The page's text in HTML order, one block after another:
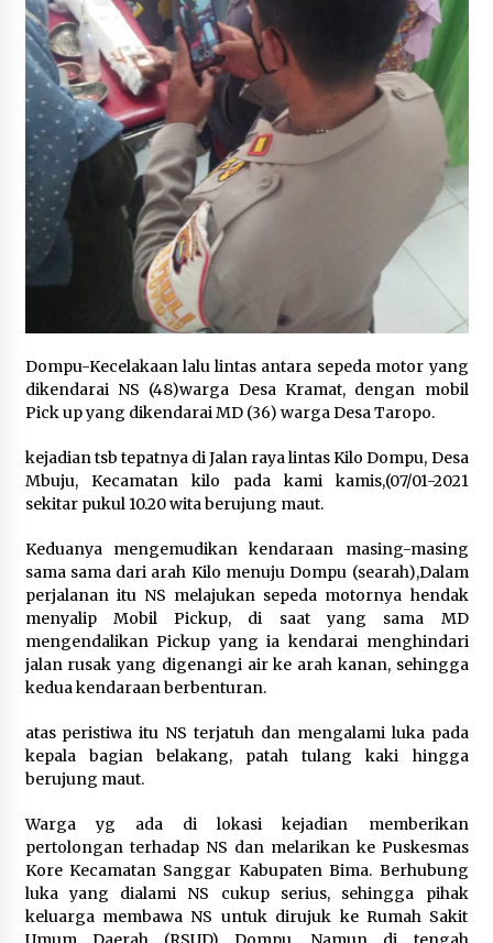
Dompu-Kecelakaan lalu lintas antara sepeda motor yang
dikendarai NS (48)warga Desa Kramat, dengan mobil
Pick up yang dikendarai MD (36) warga Desa Taropo.
kejadian tsb tepatnya di Jalan raya lintas Kilo Dompu, Desa
Mbuju, Kecamatan kilo pada kami kamis,(07/01-2021
sekitar pukul 10.20 wita berujung maut.
Keduanya mengemudikan kendaraan masing-masing
sama sama dari arah Kilo menuju Dompu (searah),Dalam
perjalanan itu NS melajukan sepeda motornya hendak
menyalip Mobil Pickup, di saat yang sama MD
mengendalikan Pickup yang ia kendarai menghindari
jalan rusak yang digenangi air ke arah kanan, sehingga
kedua kendaraan berbenturan.
atas peristiwa itu NS terjatuh dan mengalami luka pada
kepala bagian belakang, patah tulang kaki hingga
berujung maut.
Warga yg ada di lokasi kejadian memberikan
pertolongan terhadap NS dan melarikan ke Puskesmas
Kore Kecamatan Sanggar Kabupaten Bima. Berhubung
luka yang dialami NS cukup serius, sehingga pihak
keluarga membawa NS untuk dirujuk ke Rumah Sakit